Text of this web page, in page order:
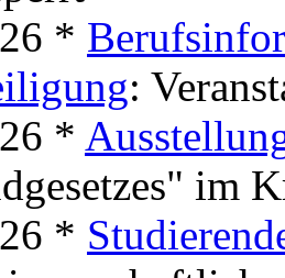
*
:
*
im
*